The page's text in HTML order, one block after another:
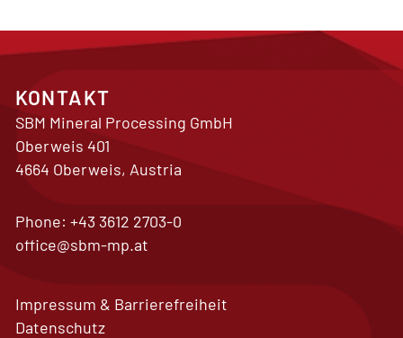
KONTAKT
SBM Mineral Processing GmbH
Oberweis 401
4664 Oberweis, Austria
Phone: +43 3612 2703-0
office@sbm-mp.at
Impressum & Barrierefreiheit
Datenschutz